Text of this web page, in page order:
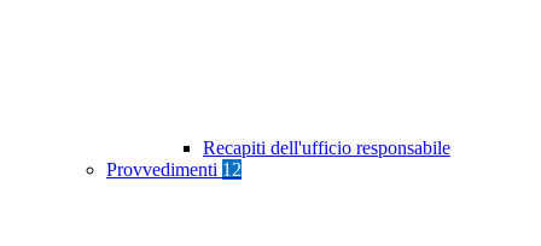
Recapiti dell'ufficio responsabile
Provvedimenti 12